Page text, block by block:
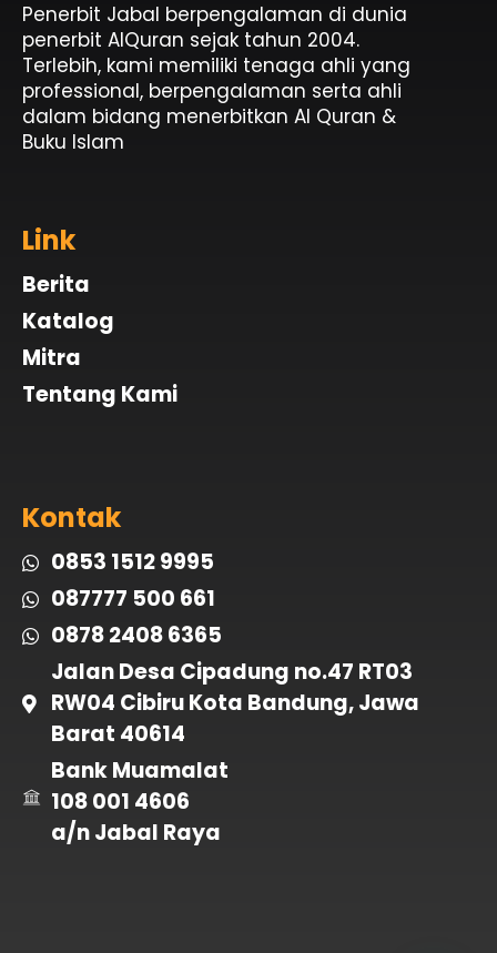
Penerbit Jabal berpengalaman di dunia
penerbit AlQuran sejak tahun 2004.
Terlebih, kami memiliki tenaga ahli yang
professional, berpengalaman serta ahli
dalam bidang menerbitkan Al Quran &
Buku Islam
Link
Berita
Katalog
Mitra
Tentang Kami
Kontak
0853 1512 9995
087777 500 661
0878 2408 6365
Jalan Desa Cipadung no.47 RT03
RW04 Cibiru Kota Bandung, Jawa
Barat 40614
Bank Muamalat
108 001 4606
a/n Jabal Raya